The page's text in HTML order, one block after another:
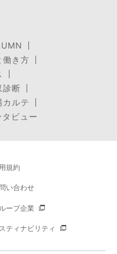
働き方
診断
カルテ
ビュー
規約
い合わせ
ープ企業
ティナビリティ